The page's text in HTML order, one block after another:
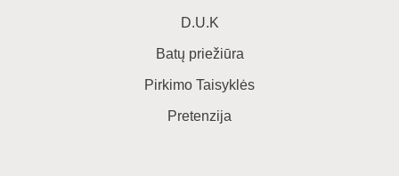
D.U.K
Batų priežiūra
Pirkimo Taisyklės
Pretenzija